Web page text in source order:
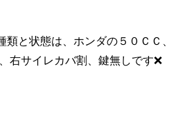
と状態は、ホンダの５０Ｃ
右サイレカバ割、鍵無しです❌